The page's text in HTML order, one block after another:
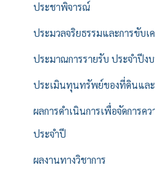
ประชาพิจารณ์
ประมวลจริยธรรมและการขับเ
ประมาณการรายรับ ประจำปีง
ประเมินทุนทรัพย์ของที่ดินและ
ผลการดำเนินการเพื่อจัดการคว
ประจำปี
ผลงานทางวิชาการ